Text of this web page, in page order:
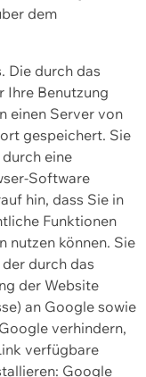
dem
Die durch das
Ihre Benutzung
einen Server von
gespeichert. Sie
eine
Software
hin, dass Sie in
Funktionen
nutzen können. Sie
durch das
der Website
an Google sowie
verhindern,
verfügbare
Google